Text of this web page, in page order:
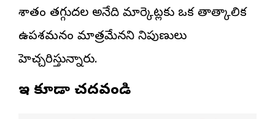
శాతం తగ్గుదల అనేది మార్కెట్లకు ఒక తాత్కాలిక
ఉపశమనం మాత్రమేనని నిపుణులు
హెచ్చరిస్తున్నారు.
ఇవి కూడా చదవండి